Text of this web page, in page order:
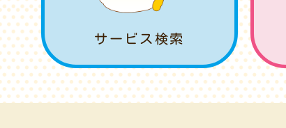
サービス検索